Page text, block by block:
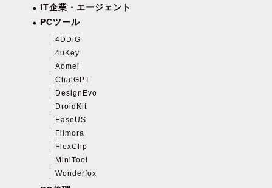
IT企業・エージェント
PCツール
4DDiG
4uKey
Aomei
ChatGPT
DesignEvo
DroidKit
EaseUS
Filmora
FlexClip
MiniTool
Wonderfox